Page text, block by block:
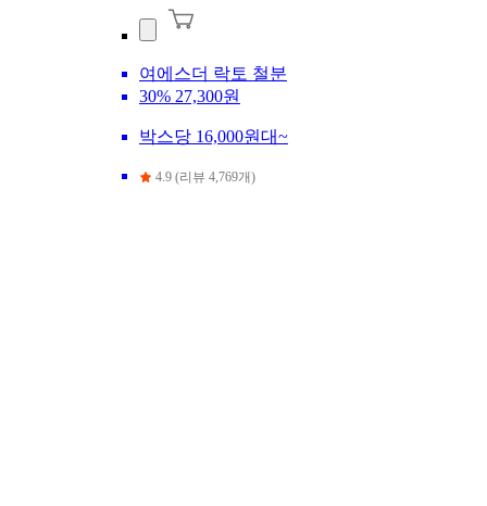
여에스더 락토 철분
30% 27,300원
박스당 16,000원대~
4.9 (리뷰 4,769개)